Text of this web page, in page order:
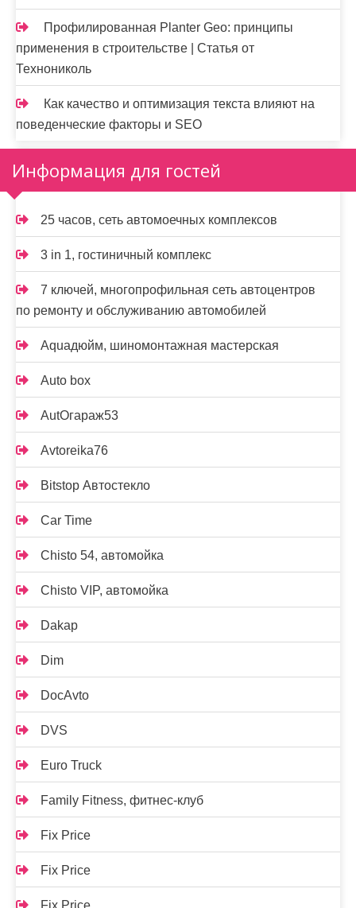
Профилированная Planter Geo: принципы
применения в строительстве | Статья от
Технониколь
Как качество и оптимизация текста влияют на
поведенческие факторы и SEO
Информация для гостей
25 часов, сеть автомоечных комплексов
3 in 1, гостиничный комплекс
7 ключей, многопрофильная сеть автоцентров
по ремонту и обслуживанию автомобилей
Aquaдюйм, шиномонтажная мастерская
Auto box
AutOгараж53
Avtoreika76
Bitstop Автостекло
Car Time
Chisto 54, автомойка
Chisto VIP, автомойка
Dakap
Dim
DocAvto
DVS
Euro Truck
Family Fitness, фитнес-клуб
Fix Price
Fix Price